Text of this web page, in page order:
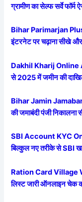
ग्रामीण का सेल्फ सर्वे फॉर्म
Bihar Parimarjan
इंटरनेट पर चढ़ाना सीखे और
Dakhil Kharij Online
से 2025 में जमीन की
Bihar Jamin
की जमाबंदी पंजी निकालना
SBI Account KYC
बिल्कुल नए तरीके से SBI
Ration Card Village
लिस्ट जारी ऑनलाइन चेक